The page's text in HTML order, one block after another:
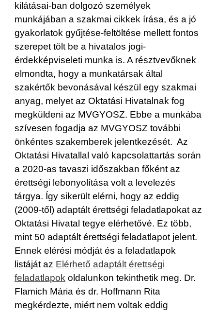
kilátásai-ban dolgozó személyek
munkájában a szakmai cikkek írása, és a jó
gyakorlatok gyűjtése-feltöltése mellett fontos
szerepet tölt be a hivatalos jogi-
érdekképviseleti munka is. A résztvevőknek
elmondta, hogy a munkatársak által
szakértők bevonásával készül egy szakmai
anyag, melyet az Oktatási Hivatalnak fog
megküldeni az MVGYOSZ. Ebbe a munkába
szívesen fogadja az MVGYOSZ további
önkéntes szakemberek jelentkezését. Az
Oktatási Hivatallal való kapcsolattartás során
a 2020-as tavaszi időszakban főként az
érettségi lebonyolítása volt a levelezés
tárgya. Így sikerült elérni, hogy az eddig
(2009-től) adaptált érettségi feladatlapokat az
Oktatási Hivatal tegye elérhetővé. Ez több,
mint 50 adaptált érettségi feladatlapot jelent.
Ennek elérési módját és a feladatlapok
listáját az Elérhető adaptált érettségi
feladatlapok oldalunkon tekinthetik meg. Dr.
Flamich Mária és dr. Hoffmann Rita
megkérdezte, miért nem voltak eddig